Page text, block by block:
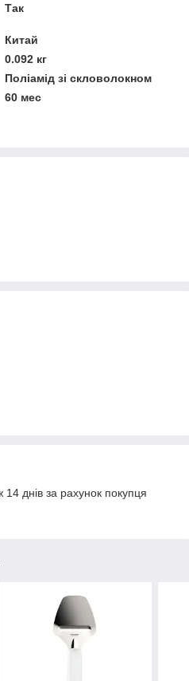
Так
Китай
0.092 кг
Поліамід зі скловолокном
60 мес
днів за рахунок покупця